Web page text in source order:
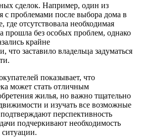
сделок. Например, один из
с проблемами после выбора дома в
где отсутствовала необходимая
прошла без особых проблем, однако
крайне
что заставило владельца задуматься
показывает, что
может стать отличным
жилья, но важно тщательно
и изучать все возможные
перспективность
подчеркивают необходимость
ситуации.